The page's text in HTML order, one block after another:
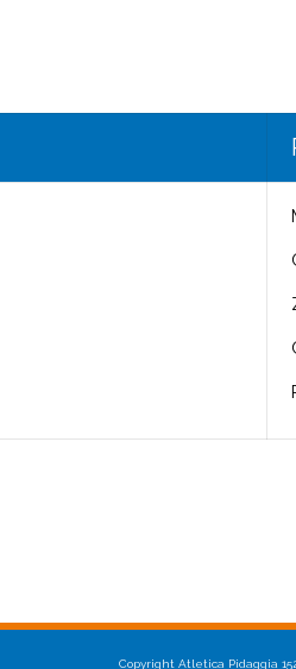
Copyright Atletica Pidaggia